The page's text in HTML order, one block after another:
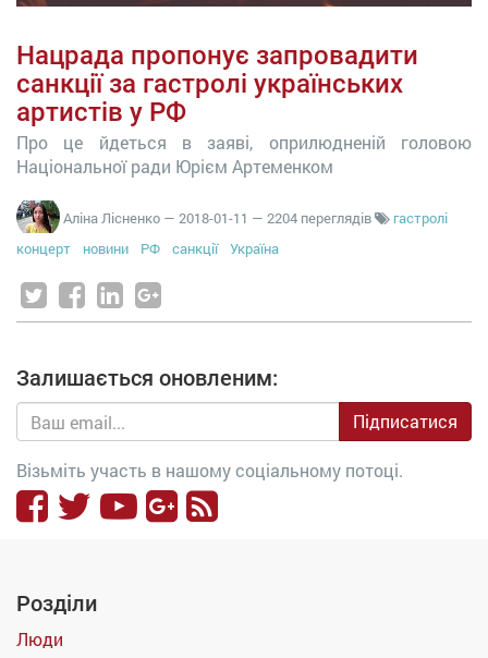
Нацрада пропонує запровадити
санкції за гастролі українських
артистів у РФ
Про це йдеться в заяві, оприлюдненій головою
Національної ради Юрієм Артеменком
Аліна Лісненко — 2018-01-11 — 2204 переглядів
гастролі
концерт
новини РФ санкції Україна
Залишається оновленим:
Підписатися
Візьміть участь в нашому соціальному потоці.
Розділи
Люди